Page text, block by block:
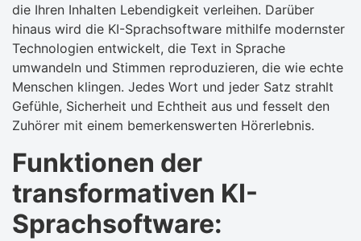
die Ihren Inhalten Lebendigkeit verleihen. Darüber
hinaus wird die KI-Sprachsoftware mithilfe modernster
Technologien entwickelt, die Text in Sprache
umwandeln und Stimmen reproduzieren, die wie echte
Menschen klingen. Jedes Wort und jeder Satz strahlt
Gefühle, Sicherheit und Echtheit aus und fesselt den
Zuhörer mit einem bemerkenswerten Hörerlebnis.
Funktionen der
transformativen KI-
Sprachsoftware: